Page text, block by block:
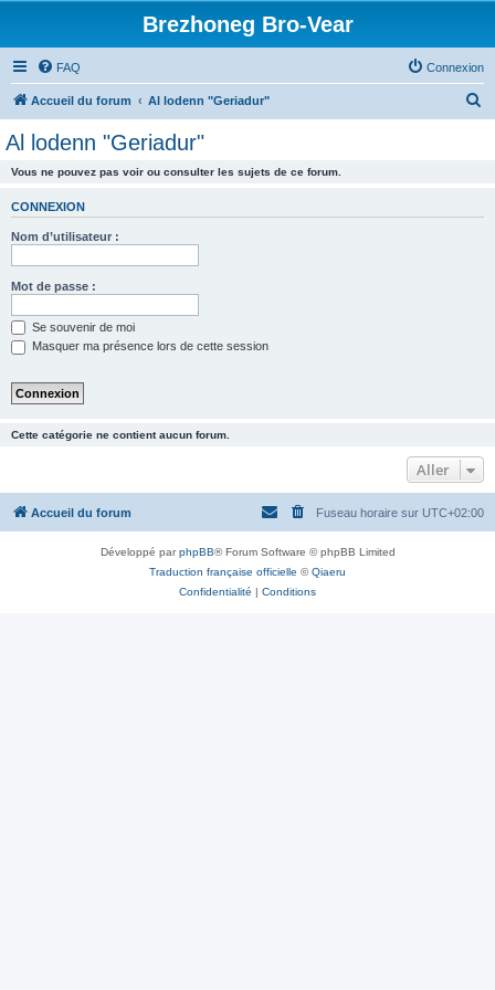
Brezhoneg Bro-Vear
FAQ Connexion
Accueil du forum Al lodenn "Geriadur"
Al lodenn "Geriadur"
Vous ne pouvez pas voir ou consulter les sujets de ce forum.
CONNEXION
Nom d’utilisateur :
Mot de passe :
Se souvenir de moi
Masquer ma présence lors de cette session
Cette catégorie ne contient aucun forum.
Aller
Accueil du forum Fuseau horaire sur UTC+02:00
Développé parphpBB® Forum Software © phpBB Limited
Traduction française officielle ©Qiaeru
Confidentialité | Conditions